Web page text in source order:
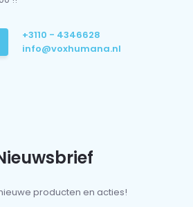
+3110 - 4346628
info@voxhumana.nl
producten en acties!